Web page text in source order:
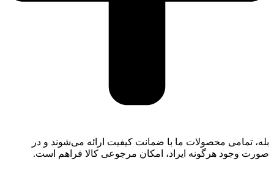
بله، تمامی محصولات ما با ضمانت کیفیت ارائه می‌شوند و در
صورت وجود هرگونه ایراد، امکان مرجوعی کالا فراهم است.